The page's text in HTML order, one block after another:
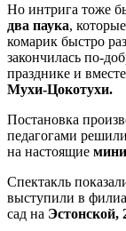
Но интрига тоже
два паука,
комарик быстро
закончилась по-
празднике и
Мухи-Цокотухи.
Постановка
педагогами
на настоящие
Спектакль
выступили в
сад на Эстонской,